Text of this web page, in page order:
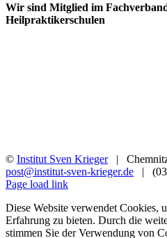
Wir sind Mitglied im
Heilpraktikerschulen
© Institut Sven Krieger|
post@institut-sven-krieger.de |
Facebook
YouTube
Instagram
Rss
Page load link
Diese Website verwendet Cookies,
Erfahrung zu bieten. Durch die
stimmen Sie der Verwendung von